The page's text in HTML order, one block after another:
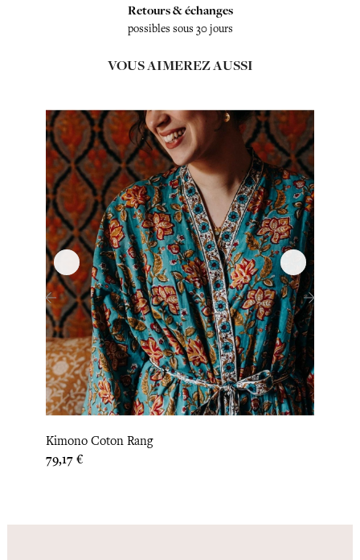
Retours & échanges
possibles sous 30 jours
VOUS AIMEREZ AUSSI
Kimono Coton Rang
Prix
79,17 €
‹ ›